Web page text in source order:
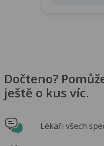
Dočteno?
ještě o kus víc.
Lékaři všech